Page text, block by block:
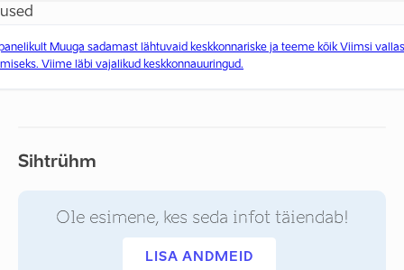
Muuga sadamast lähtuvaid keskkonnariske ja teeme kõik Viimsi
Viime läbi vajalikud keskkonnauuringud.
Sihtrühm
Ole esimene, kes seda infot täiendab!
LISA ANDMEID